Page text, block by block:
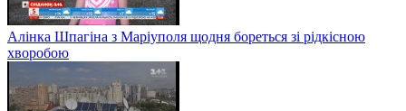
Алінка Шпагіна з Маріуполя щодня бореться зі рідкісною
хворобою